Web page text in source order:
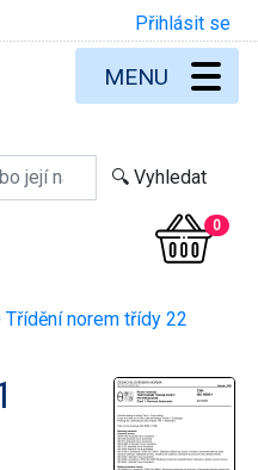
Přihlásit se
0
MENU
Třídění norem třídy 22